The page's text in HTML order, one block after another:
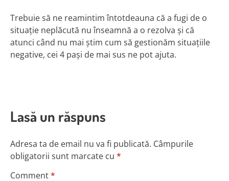
Trebuie să ne reamintim întotdeauna că a fugi de o
situație neplăcută nu înseamnă a o rezolva și că
atunci când nu mai știm cum să gestionăm situațiile
negative, cei 4 pași de mai sus ne pot ajuta.
Lasă un răspuns
Adresa ta de email nu va fi publicată. Câmpurile
obligatorii sunt marcate cu *
Comment*